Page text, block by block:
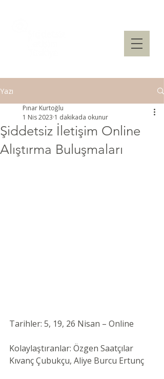
Yazı
Şiddetsiz İletişim Online
Alıştırma Buluşmaları
Pınar Kurtoğlu
1 Nis 2023 1 dakikada okunur
Tarihler: 5, 19, 26 Nisan – Online
Kolaylaştıranlar: Özgen Saatçılar
Kıvanç Çubukçu, Aliye Burcu Ertunç